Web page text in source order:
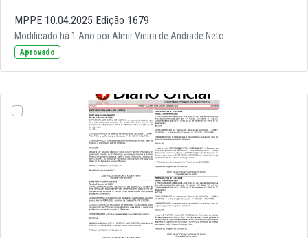
MPPE 10.04.2025 Edição 1679
Modificado há 1 Ano por Almir Vieira de Andrade Neto.
Aprovado